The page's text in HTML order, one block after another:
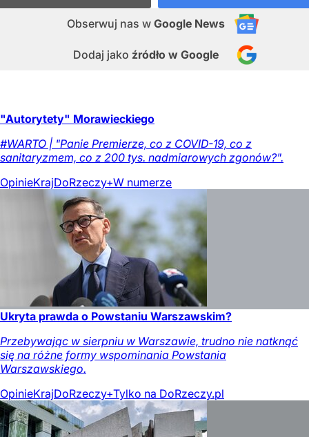
Obserwuj nas w Google News
Dodaj jako źródło w Google
"Autorytety" Morawieckiego
#WARTO | "Panie Premierze, co z COVID-19, co z
sanitaryzmem, co z 200 tys. nadmiarowych zgonów?".
OpinieKrajDoRzeczy+W numerze
Ukryta prawda o Powstaniu Warszawskim?
Przebywając w sierpniu w Warszawie, trudno nie natknąć
się na różne formy wspominania Powstania
Warszawskiego.
OpinieKrajDoRzeczy+Tylko na DoRzeczy.pl